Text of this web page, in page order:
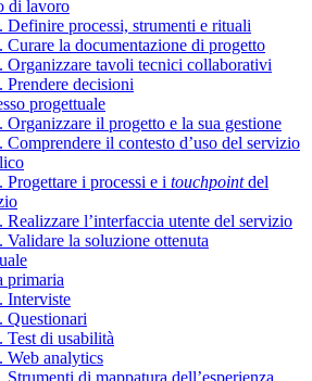
di lavoro
Definire processi, strumenti e rituali
Curare la documentazione di progetto
Organizzare tavoli tecnici collaborativi
Prendere decisioni
progettuale
Organizzare il progetto e la sua gestione
Comprendere il contesto d’uso del servizio
Progettare i processi e i touchpointdel
Realizzare l’interfaccia utente del servizio
Validare la soluzione ottenuta
primaria
Interviste
Questionari
Test di usabilità
Web analytics
Strumenti di mappatura dell’esperienza